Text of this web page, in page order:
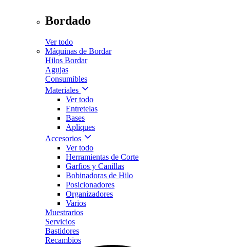
Bordado
Ver todo
Máquinas de Bordar
Hilos Bordar
Agujas
Consumibles
Materiales
Ver todo
Entretelas
Bases
Apliques
Accesorios
Ver todo
Herramientas de Corte
Garfios y Canillas
Bobinadoras de Hilo
Posicionadores
Organizadores
Varios
Muestrarios
Servicios
Bastidores
Recambios